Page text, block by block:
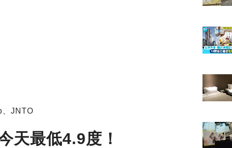
、JNTO
天最低4.9度！